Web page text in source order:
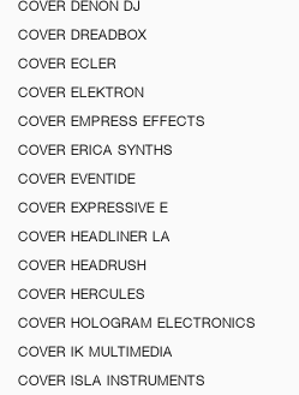
COVER DENON DJ
COVER DREADBOX
COVER ECLER
COVER ELEKTRON
COVER EMPRESS EFFECTS
COVER ERICA SYNTHS
COVER EVENTIDE
COVER EXPRESSIVE E
COVER HEADLINER LA
COVER HEADRUSH
COVER HERCULES
COVER HOLOGRAM ELECTRONICS
COVER IK MULTIMEDIA
COVER ISLA INSTRUMENTS